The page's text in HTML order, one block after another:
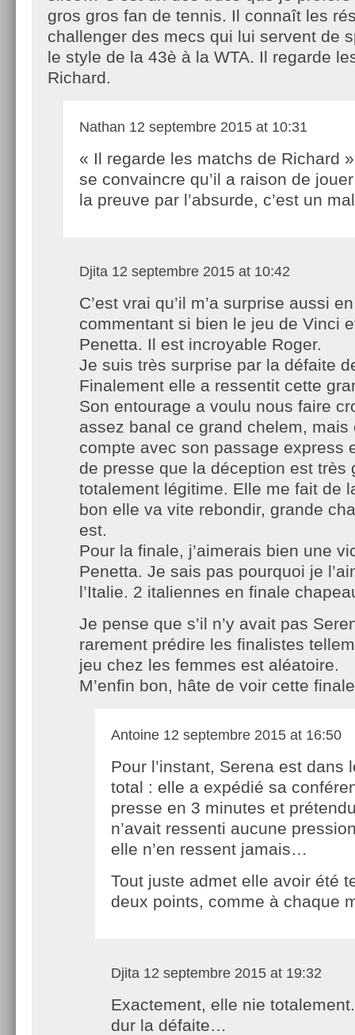
gros gros fan de tennis. Il connaît les
challenger des mecs qui lui servent de
le style de la 43è à la WTA. Il regarde
Richard.
Nathan 12 septembre 2015 at 10:31
« Il regarde les matchs de Richard
se convaincre qu’il a raison de
la preuve par l’absurde, c’est un
Djita 12 septembre 2015 at 10:42
C’est vrai qu’il m’a surprise aussi en
commentant si bien le jeu de Vinci
Penetta. Il est incroyable Roger.
Je suis très surprise par la défaite
Finalement elle a ressentit cette
Son entourage a voulu nous faire
assez banal ce grand chelem, mais
compte avec son passage express
de presse que la déception est très
totalement légitime. Elle me fait de
bon elle va vite rebondir, grande
est.
Pour la finale, j’aimerais bien une
Penetta. Je sais pas pourquoi je
l’Italie. 2 italiennes en finale
Je pense que s’il n’y avait pas
rarement prédire les finalistes
jeu chez les femmes est aléatoire.
M’enfin bon, hâte de voir cette
Antoine 12 septembre 2015 at 16:50
Pour l’instant, Serena est dans
total : elle a expédié sa
presse en 3 minutes et
n’avait ressenti aucune
elle n’en ressent jamais…
Tout juste admet elle avoir été
deux points, comme à chaque
Djita 12 septembre 2015 at 19:32
Exactement, elle nie
dur la défaite…